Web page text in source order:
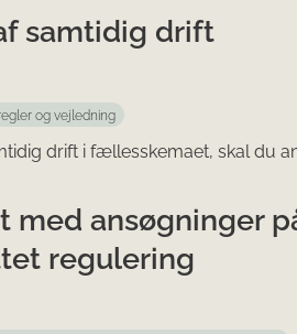
samtidig drift
og vejledning
drift i fællesskemaet, skal du
med ansøgninger
regulering